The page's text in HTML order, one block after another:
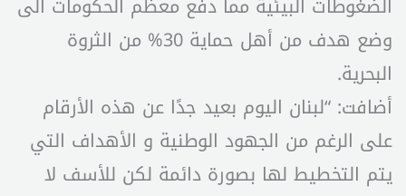
وضع هدف من أهل حماية 30% من الثروة
البحرية.
أضافت: “لبنان اليوم بعيد جدًا عن هذه الأرقام
على الرغم من الجهود الوطنية و الأهداف التي
يتم التخطيط لها بصورة دائمة لكن للأسف لا